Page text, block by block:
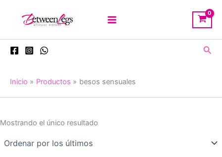
Inicio Productos besos sensuales
Mostrando el único resultado